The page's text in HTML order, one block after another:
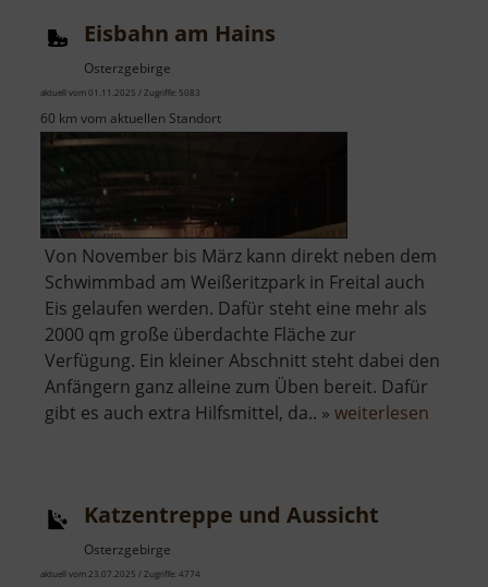
Eisbahn am Hains
Osterzgebirge
aktuell vom 01.11.2025 / Zugriffe: 5083
60 km vom aktuellen Standort
Von November bis März kann direkt neben dem
Schwimmbad am Weißeritzpark in Freital auch
Eis gelaufen werden. Dafür steht eine mehr als
2000 qm große überdachte Fläche zur
Verfügung. Ein kleiner Abschnitt steht dabei den
Anfängern ganz alleine zum Üben bereit. Dafür
gibt es auch extra Hilfsmittel, da.. » weiterlesen
Katzentreppe und Aussicht
Osterzgebirge
aktuell vom 23.07.2025 / Zugriffe: 4774